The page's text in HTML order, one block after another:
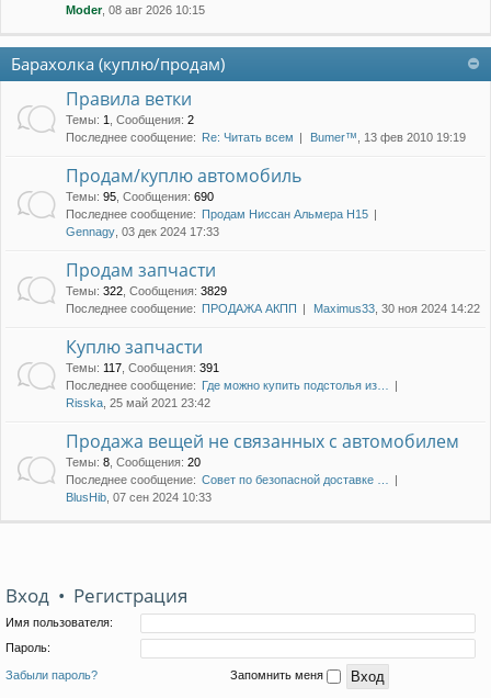
Moder, 08 авг 2026 10:15
Барахолка (куплю/продам)
Правила ветки
Темы: 1 Сообщения: 2
Последнее сообщение: Re: Читать всем Bumer™ , 13 фев 2010 19:19
Продам/куплю автомобиль
Темы: 95 Сообщения: 690
Последнее сообщение: Продам Ниссан Альмера Н15
Gennagy , 03 дек 2024 17:33
Продам запчасти
Темы: 322 Сообщения: 3829
Последнее сообщение: ПРОДАЖА АКПП Maximus33 , 30 ноя 2024 14:22
Куплю запчасти
Темы: 117 Сообщения: 391
Последнее сообщение: Где можно купить подстолья из…
Risska , 25 май 2021 23:42
Продажа вещей не связанных с автомобилем
Темы: 8 Сообщения: 20
Последнее сообщение: Совет по безопасной доставке …
BlusHib , 07 сен 2024 10:33
Вход • Регистрация
Имя пользователя:
Пароль:
Забыли пароль? Запомнить меня